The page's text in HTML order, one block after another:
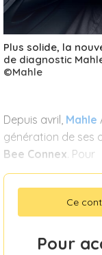
Plus solide, la
de diagnostic
©Mahle
Depuis avril, Mahle
génération de ses
Bee Connex. Pour
Ce
Pour